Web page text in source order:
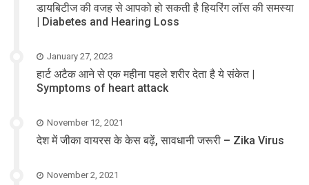
डायबिटीज की वजह से आपको हो सकती है हियरिंग लॉस की समस्या
| Diabetes and Hearing Loss
January 27, 2023
हार्ट अटैक आने से एक महीना पहले शरीर देता है ये संकेत |
Symptoms of heart attack
November 12, 2021
देश में जीका वायरस के केस बढ़ें, सावधानी जरूरी – Zika Virus
November 2, 2021